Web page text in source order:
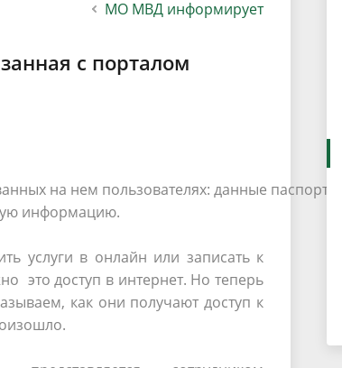
Технопарковая зона
Муниципально - частное
МО МВД информирует
с порталом
на нем пользователях: данные
информацию.
услуги в онлайн или записать к
это доступ в интернет. Но теперь
как они получают доступ к